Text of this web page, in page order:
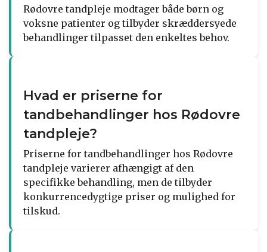
Rødovre tandpleje modtager både børn og
voksne patienter og tilbyder skræddersyede
behandlinger tilpasset den enkeltes behov.
Hvad er priserne for
tandbehandlinger hos Rødovre
tandpleje?
Priserne for tandbehandlinger hos Rødovre
tandpleje varierer afhængigt af den
specifikke behandling, men de tilbyder
konkurrencedygtige priser og mulighed for
tilskud.